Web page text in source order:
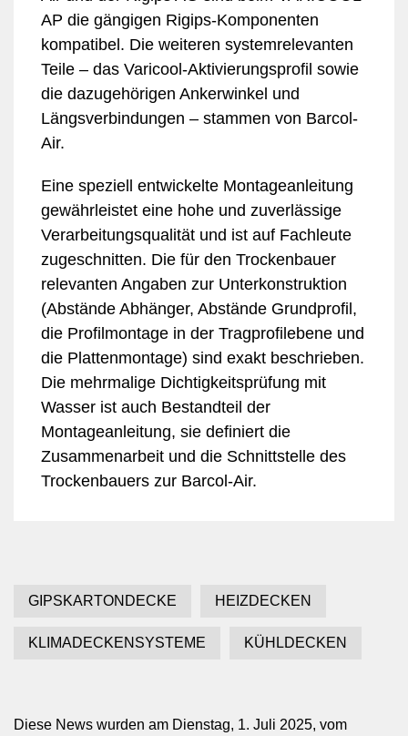
AP die gängigen Rigips-Komponenten
kompatibel. Die weiteren systemrelevanten
Teile – das Varicool-Aktivierungsprofil sowie
die dazugehörigen Ankerwinkel und
Längsverbindungen – stammen von Barcol-
Air.
Eine speziell entwickelte Montageanleitung
gewährleistet eine hohe und zuverlässige
Verarbeitungsqualität und ist auf Fachleute
zugeschnitten. Die für den Trockenbauer
relevanten Angaben zur Unterkonstruktion
(Abstände Abhänger, Abstände Grundprofil,
die Profilmontage in der Tragprofilebene und
die Plattenmontage) sind exakt beschrieben.
Die mehrmalige Dichtigkeitsprüfung mit
Wasser ist auch Bestandteil der
Montageanleitung, sie definiert die
Zusammenarbeit und die Schnittstelle des
Trockenbauers zur Barcol-Air.
GIPSKARTONDECKE HEIZDECKEN
KLIMADECKENSYSTEME KÜHLDECKEN
Diese News wurden am Dienstag, 1. Juli 2025, vom